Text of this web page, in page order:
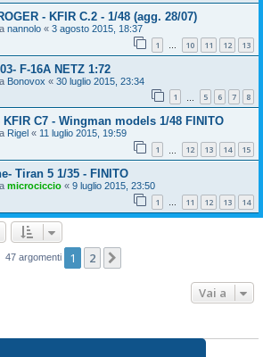
- KFIR C.2 - 1/48 (agg. 28/07)
nannolo « 3 agosto 2015, 18:37
1 … 10 11 12 13
F-16A NETZ 1:72
Bonovox « 30 luglio 2015, 23:34
1 5 6 7 8
C7 - Wingman models 1/48 FINITO
Rigel « 11 luglio 2015, 19:59
1 12 13 14 15
Tiran 5 1/35 - FINITO
microciccio « 9 luglio 2015, 23:50
1 … 11 12 13 14
47 argomenti 1 2
Vai a